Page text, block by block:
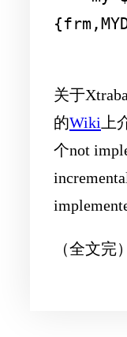
关于
的Wiki 上
个not
（全文完）